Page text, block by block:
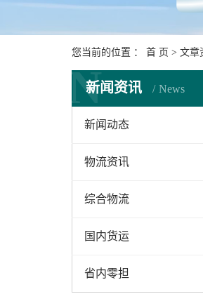
您当前的位置 ： 首 页 > 文章
新闻资讯 News
N
新闻动态
物流资讯
综合物流
国内货运
省内零担